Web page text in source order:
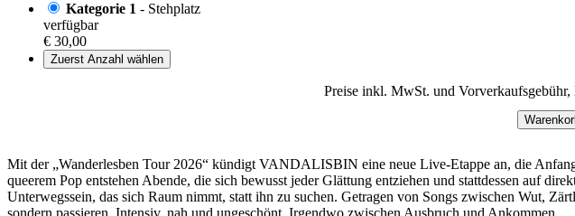
Kategorie 1 - Stehplatz
verfügbar
€ 30,00
Zuerst Anzahl wählen
Preise inkl. MwSt. und
Mit der „Wanderlesben Tour 2026“ kündigt VANDALISBIN eine neue Live-Etappe an, die
queerem Pop entstehen Abende, die sich bewusst jeder Glättung entziehen und stattdessen auf
Unterwegssein, das sich Raum nimmt, statt ihn zu suchen. Getragen von Songs zwischen Wut,